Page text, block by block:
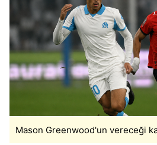
Mason Greenwood'un vereceği